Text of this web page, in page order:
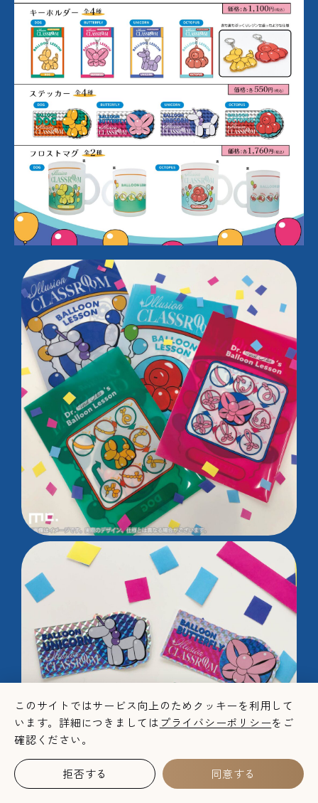
このサイトではサービス向上のためクッキーを利用して
います。詳細につきましてはプライバシーポリシーをご
確認ください。
拒否する 同意する